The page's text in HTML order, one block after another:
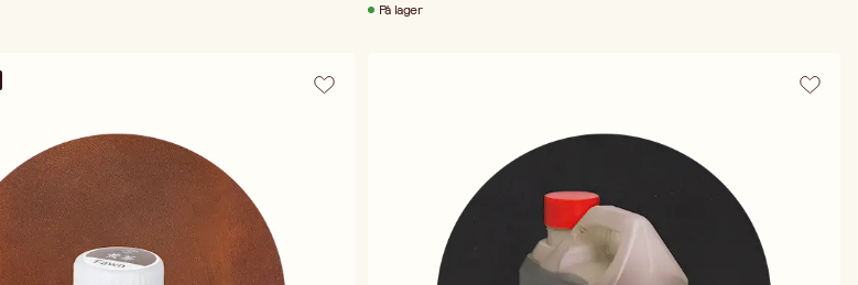
På lager